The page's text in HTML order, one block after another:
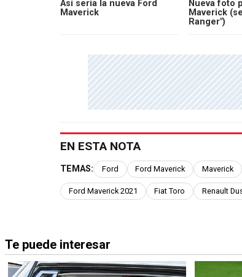
Así sería la nueva Ford
Maverick
Nueva foto
Maverick
Ranger")
EN ESTA NOTA
TEMAS: Ford Ford Maverick Maverick
Ford Maverick 2021 Fiat Toro Renault